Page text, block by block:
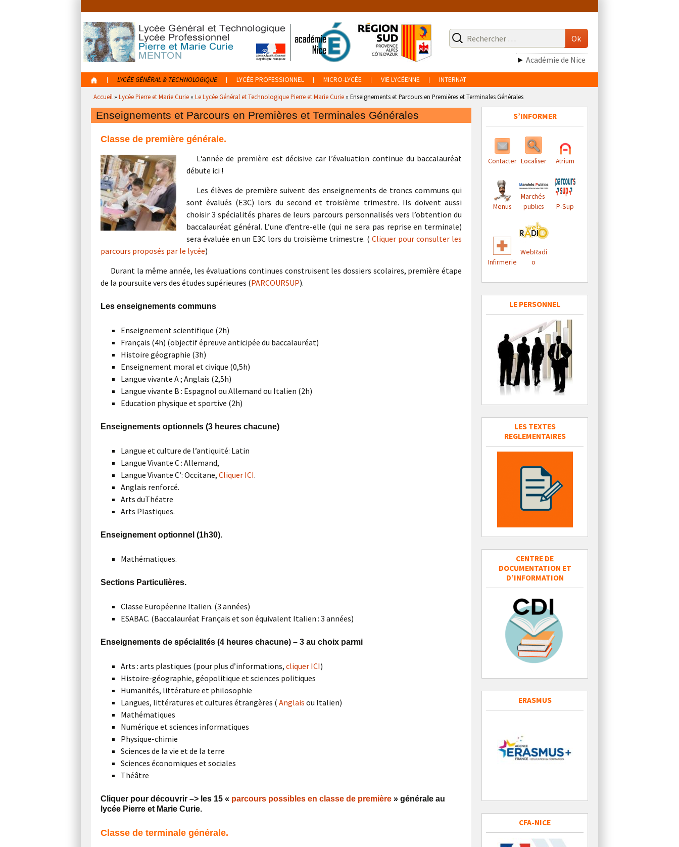
contenu
pour
:
Ok
► Académie de Nice
Aller
au
contenu
LYCÉE GÉNÉRAL & TECHNOLOGIQUE LYCÉE PROFESSIONNEL MICRO-LYCÉE VIE LYCÉENNE INTERNAT
Accueil » Lycée Pierre et Marie Curie » Le Lycée Général et Technologique Pierre et Marie Curie » Enseignements et Parcours en Premières et Terminales Générales
Enseignements et Parcours en Premières et Terminales Générales
Classe de première générale.
L‘année de première est décisive car l’évaluation continue du baccalauréat
débute ici !
Les élèves de première suivent des enseignements de troncs communs qui
sont évalués (E3C) lors du second et troisième trimestre. Ils doivent aussi
choisir 3 spécialités phares de leurs parcours personnalisés vers l’obtention du
baccalauréat général. L’une d’entre-elle (qui ne sera pas reprise en terminale)
sera évaluée en un E3C lors du troisième trimestre. ( Cliquer pour consulter les
parcours proposés par le lycée)
Durant la même année, les évaluations continues construisent les dossiers scolaires, première étape
de la poursuite vers des études supérieures (PARCOURSUP).
Les enseignements communs
Enseignement scientifique (2h)
Français (4h) (objectif épreuve anticipée du baccalauréat)
Histoire géographie (3h)
Enseignement moral et civique (0,5h)
Langue vivante A ; Anglais (2,5h)
Langue vivante B : Espagnol ou Allemand ou Italien (2h)
Education physique et sportive (2h)
Enseignements optionnels (3 heures chacune)
Langue et culture de l’antiquité: Latin
Langue Vivante C : Allemand,
Langue Vivante C’: Occitane, Cliquer ICI.
Anglais renforcé.
Arts duThéatre
Arts Plastiques.
Enseignement optionnel (1h30).
Mathématiques.
Sections Particulières.
Classe Européenne Italien. (3 années)
ESABAC. (Baccalauréat Français et son équivalent Italien : 3 années)
Enseignements de spécialités (4 heures chacune) – 3 au choix parmi
Arts : arts plastiques (pour plus d’informations, cliquer ICI)
Histoire-géographie, géopolitique et sciences politiques
Humanités, littérature et philosophie
Langues, littératures et cultures étrangères ( Anglais ou Italien)
Mathématiques
Numérique et sciences informatiques
Physique-chimie
Sciences de la vie et de la terre
Sciences économiques et sociales
Théâtre
Cliquer pour découvrir –> les 15 « parcours possibles en classe de première» générale au
lycée Pierre et Marie Curie.
Classe de terminale générale.
S’INFORMER
Contacter Localiser Atrium
Menus
Marchés
publics
P-Sup
Infirmerie
WebRadi
o
LE PERSONNEL
LES TEXTES
REGLEMENTAIRES
CENTRE DE
DOCUMENTATION ET
D’INFORMATION
ERASMUS
CFA-NICE